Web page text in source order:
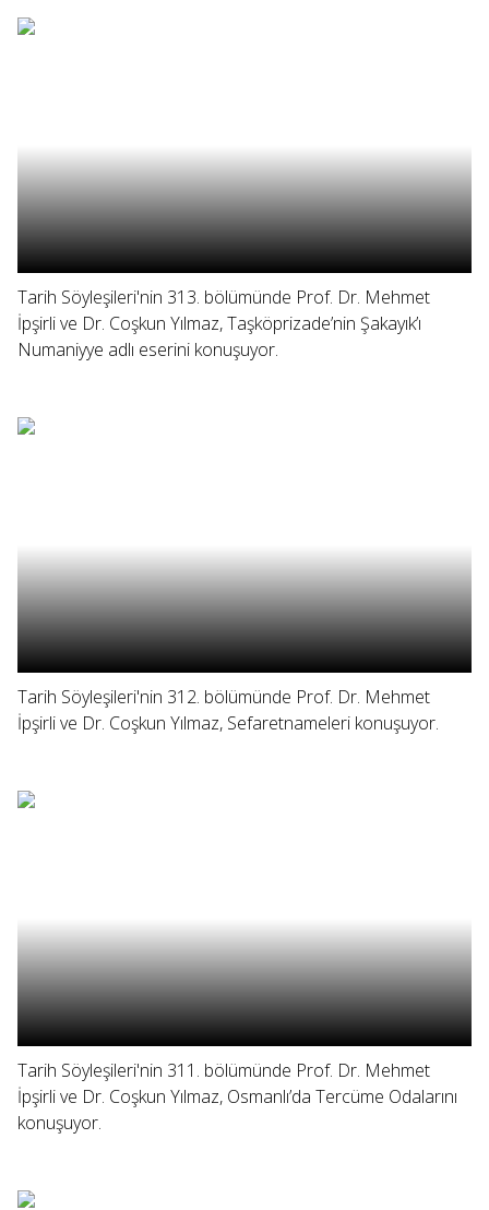
Tarih Söyleşileri'nin 313. bölümünde Prof. Dr. Mehmet
İpşirli ve Dr. Coşkun Yılmaz, Taşköprizade’nin Şakayık’ı
Numaniyye adlı eserini konuşuyor.
Tarih Söyleşileri'nin 312. bölümünde Prof. Dr. Mehmet
İpşirli ve Dr. Coşkun Yılmaz, Sefaretnameleri konuşuyor.
Tarih Söyleşileri'nin 311. bölümünde Prof. Dr. Mehmet
İpşirli ve Dr. Coşkun Yılmaz, Osmanlı’da Tercüme Odalarını
konuşuyor.